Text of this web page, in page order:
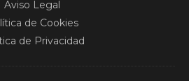
Aviso Legal
de Cookies
de Privacidad